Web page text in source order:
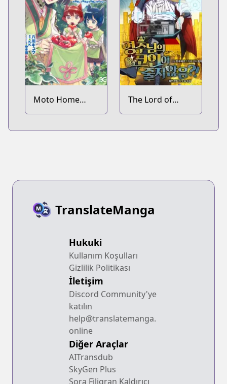
Moto Home
Center Tenin no
Kimama ni
Ikimasu
The Lord of
Coins
TranslateManga
Hukuki
Kullanım Koşulları
Gizlilik Politikası
İletişim
Discord Community'ye
katılın
help@translatemanga.
online
Diğer Araçlar
AITransdub
SkyGen Plus
Sora Filigran Kaldırıcı